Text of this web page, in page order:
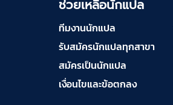
ช่วยเหลือนักแปล
ทีมงานนักแปล
รับสมัครนักแปลทุกสาขา
สมัครเป็นนักแปล
เงื่อนไขและข้อตกลง